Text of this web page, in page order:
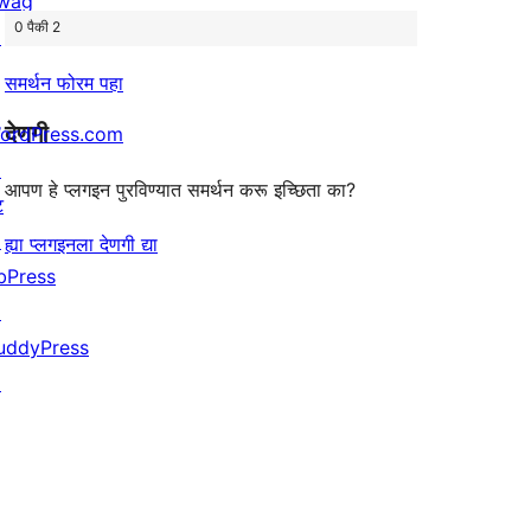
0 पैकी 2
समर्थन फोरम पहा
देणगी
आपण हे प्लगइन पुरविण्यात समर्थन करू इच्छिता का?
ह्या प्लगइनला देणगी द्या